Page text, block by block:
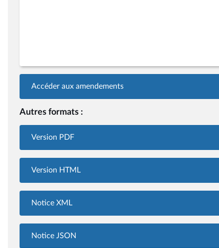
Accéder aux amendements
Autres formats :
Version PDF
Version HTML
Notice XML
Notice JSON